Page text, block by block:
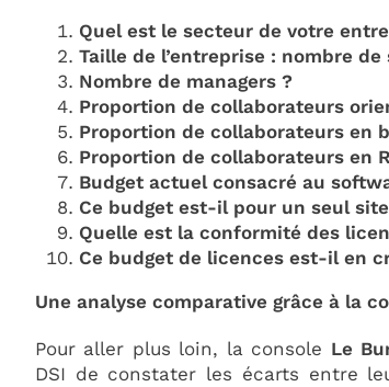
Quel est le secteur de votre
Taille de l’entreprise : nombre de
Nombre de managers ?
Proportion de collaborateurs
Proportion de collaborateurs en
Proportion de collaborateurs en
Budget actuel consacré au
Ce budget est-il pour un seul
Quelle est la conformité des
Ce budget de licences est-il en
Une analyse comparative grâce à la
Pour aller plus loin, la console Le
DSI de constater les écarts entre